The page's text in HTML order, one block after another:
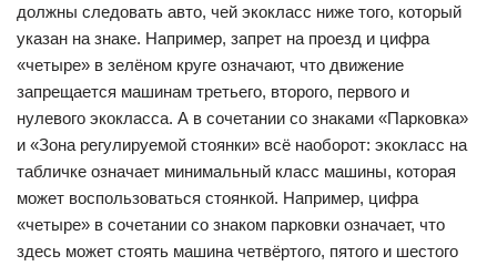
должны следовать авто, чей экокласс ниже того, который
указан на знаке. Например, запрет на проезд и цифра
«четыре» в зелёном круге означают, что движение
запрещается машинам третьего, второго, первого и
нулевого экокласса. А в сочетании со знаками «Парковка»
и «Зона регулируемой стоянки» всё наоборот: экокласс на
табличке означает минимальный класс машины, которая
может воспользоваться стоянкой. Например, цифра
«четыре» в сочетании со знаком парковки означает, что
здесь может стоять машина четвёртого, пятого и шестого